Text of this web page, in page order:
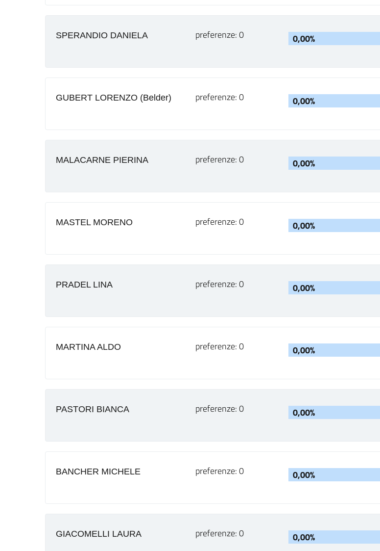
SPERANDIO DANIELA preferenze: 0 0,00%
GUBERT LORENZO (Belder) preferenze: 0 0,00%
MALACARNE PIERINA preferenze: 0 0,00%
MASTEL MORENO preferenze: 0 0,00%
PRADEL LINA preferenze: 0 0,00%
MARTINA ALDO preferenze: 0 0,00%
PASTORI BIANCA preferenze: 0 0,00%
BANCHER MICHELE preferenze: 0 0,00%
GIACOMELLI LAURA preferenze: 0 0,00%